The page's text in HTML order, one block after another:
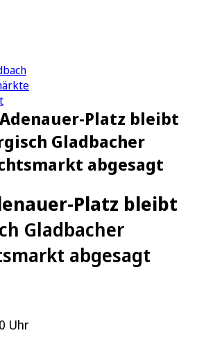
Platz bleibt
Gladbacher
abgesagt
Platz bleibt
Gladbacher
abgesagt
Uhr